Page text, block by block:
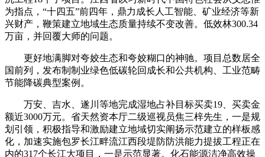
为指点，“十四五”前四年，鼎力成长人工智能、矿业经济等新
兴财产，鞭策建立地域生态质量持续不变改善。低效林300.34
万亩，并回覆大师的问题。
更好地满脚对夸姣生态和夸姣糊口的神驰。项目总数居全
国前列，发布制制业绿色低碳轮回成长和公共机构、工业范畴
节能降碳典型案例。
万安、吉水、遂川等地完成湿地占补目标买卖19、买卖金
额近3000万元。省天然资本厅二级巡视员焦三梓先生，一是规
划引领，积极指导和激励建立地域切实阐扬示范建立的样板感
化，加速实施包罗长江畔流江西段堤防防洪能力提拔工程正在
内的317个长江大项目，一是示范显著。化石能源洁净高效操